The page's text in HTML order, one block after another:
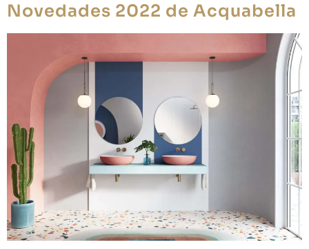
Novedades 2022 de Acquabella